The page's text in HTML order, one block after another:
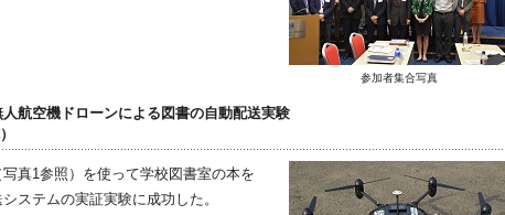
参加者集合写真
航空機ドローンによる図書の自動配送実験
真1参照）を使って学校図書室の本を
ステムの実証実験に成功した。